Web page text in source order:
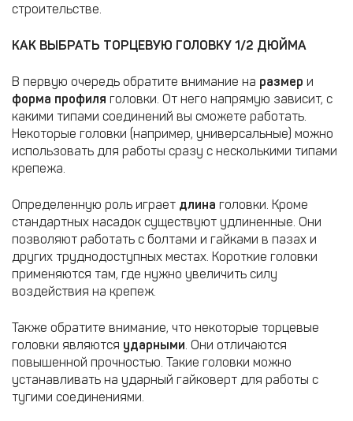
строительстве.
КАК ВЫБРАТЬ ТОРЦЕВУЮ ГОЛОВКУ 1/2 ДЮЙМА
В первую очередь обратите внимание на размер и
форма профиля головки. От него напрямую зависит, с
какими типами соединений вы сможете работать.
Некоторые головки (например, универсальные) можно
использовать для работы сразу с несколькими типами
крепежа.
Определенную роль играет длина головки. Кроме
стандартных насадок существуют удлиненные. Они
позволяют работать с болтами и гайками в пазах и
других труднодоступных местах. Короткие головки
применяются там, где нужно увеличить силу
воздействия на крепеж.
Также обратите внимание, что некоторые торцевые
головки являются ударными. Они отличаются
повышенной прочностью. Такие головки можно
устанавливать на ударный гайковерт для работы с
тугими соединениями.